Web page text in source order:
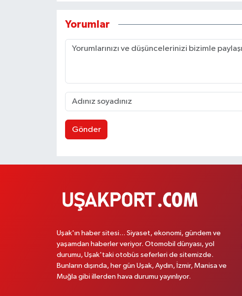
Yorumlar
Gönder
Uşak'ın haber sitesi... Siyaset, ekonomi, gündem ve
yaşamdan haberler veriyor. Otomobil dünyası, yol
durumu, Uşak'taki otobüs seferleri de sitemizde.
Bunların dışında, her gün Uşak, Aydın, İzmir, Manisa ve
Muğla gibi illerden hava durumu yayınlıyor.